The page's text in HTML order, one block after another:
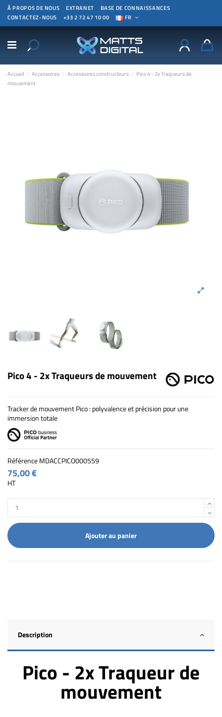
À PROPOS DE NOUS EXTRANET
BASE DE CONNAISSANCES
CONTACTEZ-NOUS
+33 2 72 47 10 00 FR
Accueil Accessoires Accessoires constructeurs
Pico 4 - 2x Traqueurs de
mouvement
Pico 4 - 2x Traqueurs de mouvement
Tracker de mouvement Pico : polyvalence et précision pour une
immersion totale
RéférenceMDACCPICO000559
75,00 €
HT
Ajouter au panier
Description
Pico - 2x Traqueur de
mouvement